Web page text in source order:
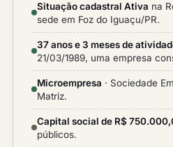
Situação cadastral Ativa na
sede em Foz do Iguaçu/PR.
37 anos e 3 meses de
21/03/1989, uma empresa
Microempresa · Sociedade
Matriz.
Capital social de R$
públicos.